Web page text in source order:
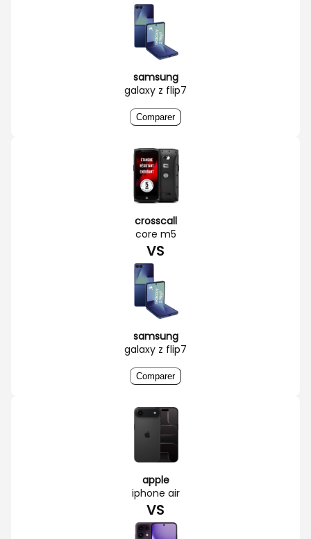
samsung
galaxy z flip7
Comparer
crosscall
core m5
VS
samsung
galaxy z flip7
Comparer
apple
iphone air
VS